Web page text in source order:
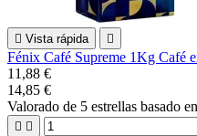
 Vista rápida 
Fénix Café Supreme 1Kg Café
11,88 €
14,85 €
Valorado de 5 estrellas basado en
 